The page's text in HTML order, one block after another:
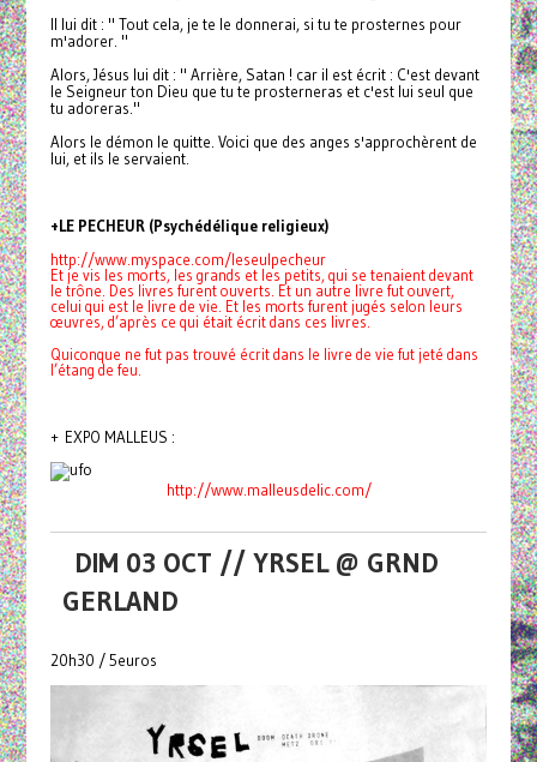
Il lui dit : " Tout cela, je te le donnerai, si tu te prosternes pour
m'adorer. "
Alors, Jésus lui dit : " Arrière, Satan ! car il est écrit : C'est devant
le Seigneur ton Dieu que tu te prosterneras et c'est lui seul que
tu adoreras."
Alors le démon le quitte. Voici que des anges s'approchèrent de
lui, et ils le servaient.
+LE PECHEUR (Psychédélique religieux)
http://www.myspace.com/leseulpecheur
Et je vis les morts, les grands et les petits, qui se tenaient devant
le trône. Des livres furent ouverts. Et un autre livre fut ouvert,
celui qui est le livre de vie. Et les morts furent jugés selon leurs
œuvres, d’après ce qui était écrit dans ces livres.
Quiconque ne fut pas trouvé écrit dans le livre de vie fut jeté dans
l’étang de feu.
+ EXPO MALLEUS :
http://www.malleusdelic.com/
DIM 03 OCT // YRSEL @ GRND
GERLAND
20h30 / 5euros